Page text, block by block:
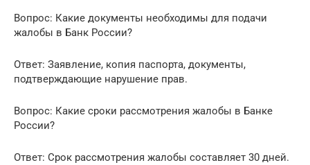
Вопрос: Какие документы необходимы для подачи
жалобы в Банк России?
Ответ: Заявление, копия паспорта, документы,
подтверждающие нарушение прав.
Вопрос: Какие сроки рассмотрения жалобы в Банке
России?
Ответ: Срок рассмотрения жалобы составляет 30 дней.